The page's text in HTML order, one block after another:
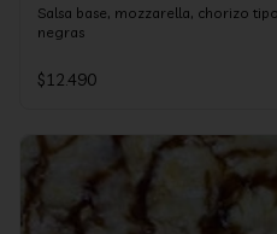
Salsa base, mozzarella, chorizo
negras
$12.490